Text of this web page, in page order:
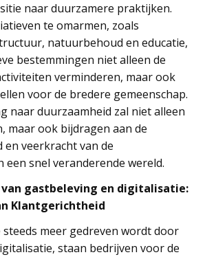
naar duurzamere praktijken.
te omarmen, zoals
natuurbehoud en educatie,
bestemmingen niet alleen de
verminderen, maar ook
voor de bredere gemeenschap.
naar duurzaamheid zal niet alleen
maar ook bijdragen aan de
veerkracht van de
een snel veranderende wereld.
gastbeleving en digitalisatie:
Klantgerichtheid
steeds meer gedreven wordt door
staan bedrijven voor de